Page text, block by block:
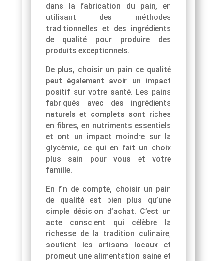
dans la fabrication du pain, en
utilisant des méthodes
traditionnelles et des ingrédients
de qualité pour produire des
produits exceptionnels.
De plus, choisir un pain de qualité
peut également avoir un impact
positif sur votre santé. Les pains
fabriqués avec des ingrédients
naturels et complets sont riches
en fibres, en nutriments essentiels
et ont un impact moindre sur la
glycémie, ce qui en fait un choix
plus sain pour vous et votre
famille.
En fin de compte, choisir un pain
de qualité est bien plus qu’une
simple décision d’achat. C’est un
acte conscient qui célèbre la
richesse de la tradition culinaire,
soutient les artisans locaux et
promeut une alimentation saine et